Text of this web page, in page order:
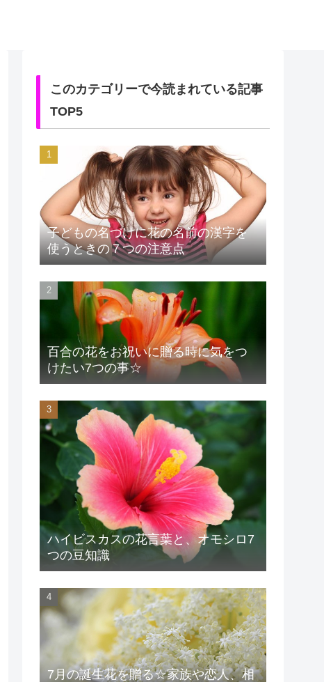
このカテゴリーで今読まれている記事
TOP5
子どもの名づけに花の名前の漢字を
使うときの７つの注意点
百合の花をお祝いに贈る時に気をつ
けたい7つの事☆
ハイビスカスの花言葉と、オモシロ7
つの豆知識
7月の誕生花を贈る☆家族や恋人、相